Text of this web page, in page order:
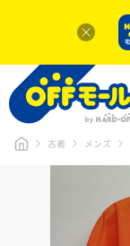
古着 メンズ